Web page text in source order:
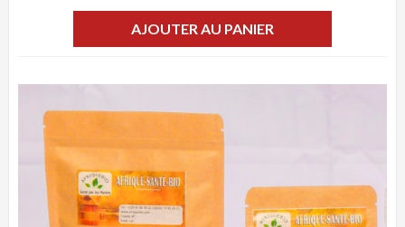
AJOUTER AU PANIER